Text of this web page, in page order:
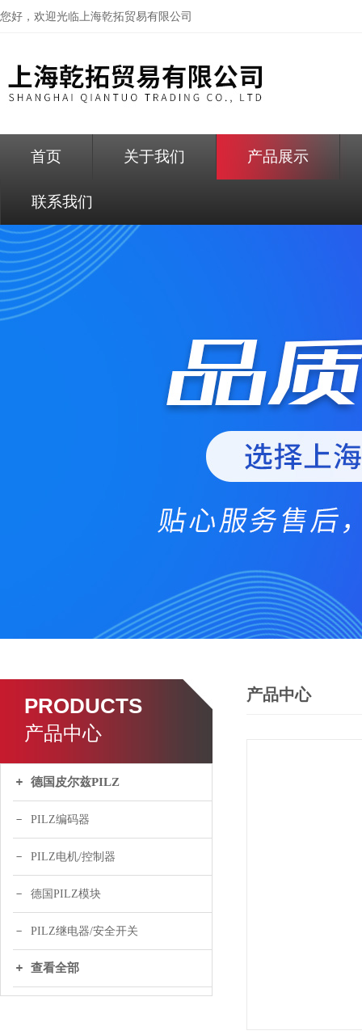
您好，欢迎光临上海乾拓贸易有限公司
首页 关于我们 产品展示
联系我们
PRODUCTS
产品中心
德国皮尔兹PILZ
PILZ编码器
PILZ电机/控制器
德国PILZ模块
PILZ继电器/安全开关
查看全部
产品中心